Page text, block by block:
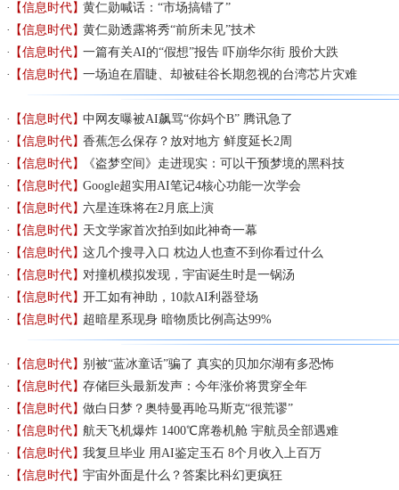
【信息时代】黄仁勋喊话：“市场搞错了”
【信息时代】黄仁勋透露将秀“前所未见”技术
【信息时代】一篇有关AI的“假想”报告 吓崩华尔街 股价大跌
【信息时代】一场迫在眉睫、却被硅谷长期忽视的台湾芯片灾难
【信息时代】中网友曝被AI飙骂“你妈个B” 腾讯急了
【信息时代】香蕉怎么保存？放对地方 鲜度延长2周
【信息时代】
《盗梦空间》走进现实：可以干预梦境的黑科技
【信息时代】Google超实用AI笔记4核心功能一次学会
【信息时代】六星连珠将在2月底上演
【信息时代】天文学家首次拍到如此神奇一幕
【信息时代】这几个搜寻入口 枕边人也查不到你看过什么
【信息时代】对撞机模拟发现，宇宙诞生时是一锅汤
【信息时代】开工如有神助，10款AI利器登场
【信息时代】超暗星系现身 暗物质比例高达99%
【信息时代】别被“蓝冰童话”骗了 真实的贝加尔湖有多恐怖
【信息时代】存储巨头最新发声：今年涨价将贯穿全年
【信息时代】做白日梦？奥特曼再呛马斯克“很荒谬”
【信息时代】航天飞机爆炸 1400℃席卷机舱 宇航员全部遇难
【信息时代】我复旦毕业 用AI鉴定玉石 8个月收入上百万
【信息时代】宇宙外面是什么？答案比科幻更疯狂